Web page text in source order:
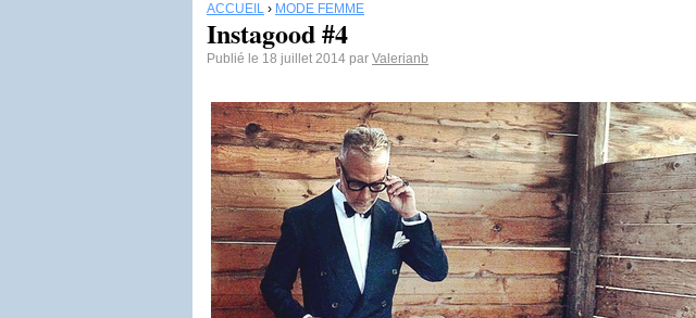
ACCUEIL › MODE FEMME
Instagood #4
Publié le 18 juillet 2014 par Valerianb